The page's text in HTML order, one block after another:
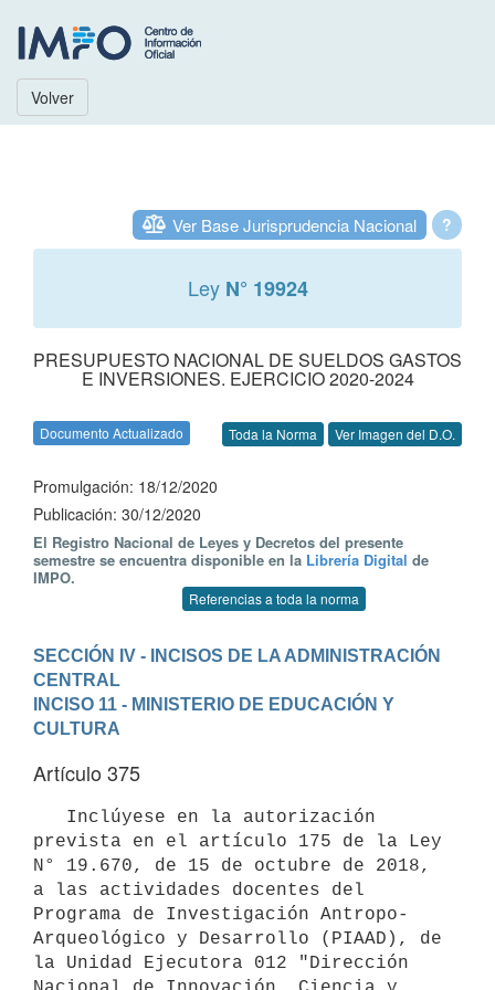
Volver
?
Ver Base Jurisprudencia Nacional
Ley N° 19924
PRESUPUESTO NACIONAL DE SUELDOS GASTOS
E INVERSIONES. EJERCICIO 2020-2024
Documento Actualizado Toda la Norma Ver Imagen del D.O.
Promulgación: 18/12/2020
Publicación: 30/12/2020
El Registro Nacional de Leyes y Decretos del presente
semestre se encuentra disponible en la Librería Digital de
IMPO.
Referencias a toda la norma
SECCIÓN IV - INCISOS DE LA ADMINISTRACIÓN
CENTRAL
INCISO 11 - MINISTERIO DE EDUCACIÓN Y
CULTURA
Artículo 375
prevista en el artículo 175 de la Ley
N° 19.670, de 15 de octubre de 2018,
a las actividades docentes del
Programa de Investigación Antropo-
Arqueológico y Desarrollo (PIAAD), de
la Unidad Ejecutora 012 "Dirección